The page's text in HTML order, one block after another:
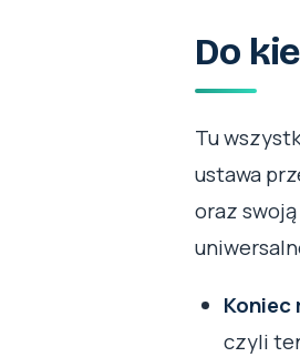
Do
Tu
ustawa
oraz
Koniec
czyli